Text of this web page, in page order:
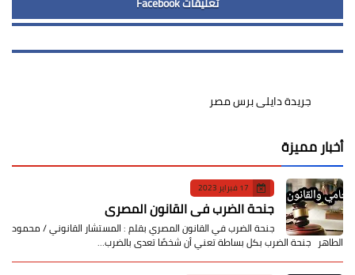
جريدة دايلى برس مصر
أخبار مميزة
17 فبراير 2023
جنحة الضرب في القانون المصري
جنحة الضرب في القانون المصري بقلم : المستشار القانوني / محمود
الطاهر جنحة الضرب بكل بساطة تعني أن شخصًا تعدى بالضرب…